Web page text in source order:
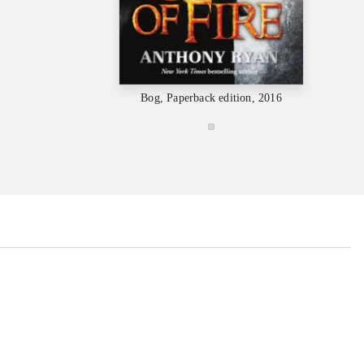
Bog, Paperback edition, 2016